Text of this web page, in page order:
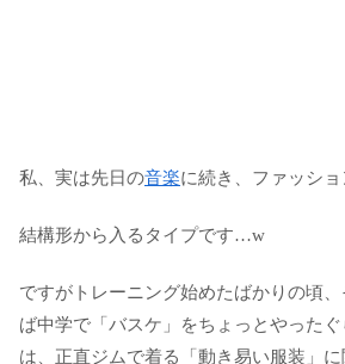
私、実は先日の音楽に続き、ファッショ
結構形から入るタイプです…w
ですがトレーニング始めたばかりの頃、
ば中学で「バスケ」をちょっとやった
は、正直ジムで着る「動き易い服装」に